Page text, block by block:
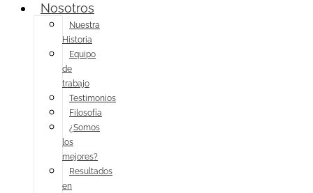
Nosotros
Nuestra
Historia
Equipo
de
trabajo
Testimonios
Filosofía
¿Somos
los
mejores?
Resultados
en